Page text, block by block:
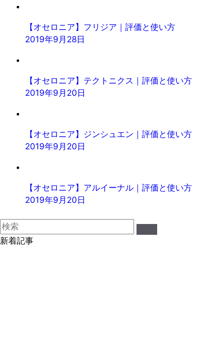
【オセロニア】フリジア｜評価と使い方
2019年9月28日
【オセロニア】テクトニクス｜評価と使い方
2019年9月20日
【オセロニア】ジンシュエン｜評価と使い方
2019年9月20日
【オセロニア】アルイーナル｜評価と使い方
2019年9月20日
新着記事